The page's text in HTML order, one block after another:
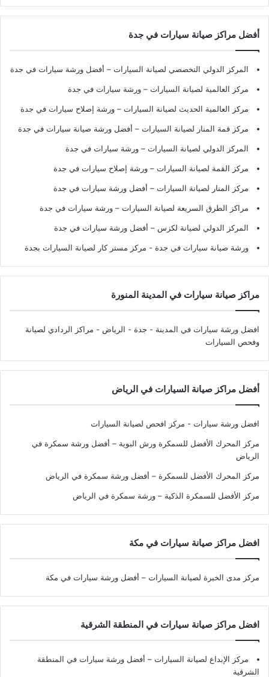
أفضل مراكز صيانة سيارات في جدة
المركز الدولي التخصصي لصيانة السيارات – أفضل ورشة سيارات في جدة
مركز العالمية لصيانة السيارات – ورشة سيارات في جدة
مركز العالمية الحديث لصيانة السيارات – ورشة إصلاح سيارات في جدة
مركز قمة المنار لصيانة السيارات – أفضل ورشة صيانة سيارات في جدة
المركز الدولي لصيانة السيارات – ورشة سيارات في جدة
مركز القمة لصيانة السيارات – ورشة إصلاح سيارات في جدة
مركز المنار لصيانة السيارات – أفضل ورشة سيارات في جدة
مراكز الطرق السريعة لصيانة السيارات – ورشة سيارات في جدة
المركز الدولي لصيانة لكزس – أفضل ورشة سيارات في جدة
ورشة صيانة سيارات في جدة - مركز مستر كار لصيانة السيارات بجدة
مراكز صيانة سيارات في المدينة المنورة
افضل ورشة سيارات في المدينة - جدة - الرياض - مراكز الردادي لصيانة
وفحص السيارات
أفضل مراكز صيانة السيارات في الرياض
افضل ورشة سيارات - مركز افحص لصيانة السيارات
مركز المحرك الأفضل للسمكرة ورش البوية – أفضل ورشة سمكرة في
الرياض
مركز المحرك الأفضل للسمكرة – أفضل ورشة سمكرة في الرياض
مركز الأفضل للسمكرة الذكية – ورشة سمكرة في الرياض
افضل مراكز صيانة سيارات في مكة
مركز مدى الخبرة لصيانة السيارات – أفضل ورشة سيارات في مكة
افضل مراكز صيانة سيارات في المنطقة الشرقية
مركز الإبداع لصيانة السيارات – أفضل ورشة سيارات في المنطقة
الشرقية